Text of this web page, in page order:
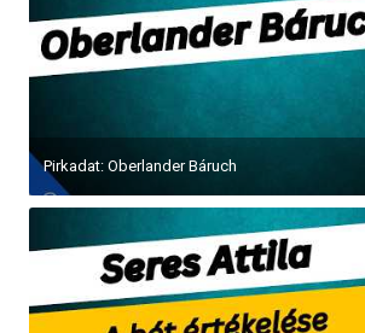
Pirkadat: Oberlander Báruch